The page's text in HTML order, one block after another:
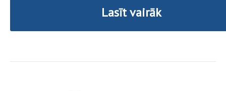
Lasīt vairāk